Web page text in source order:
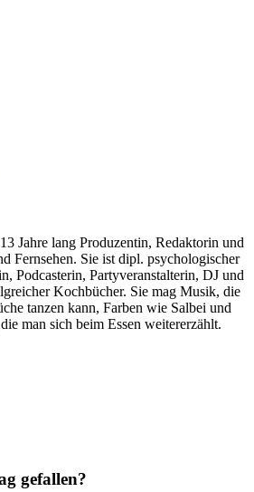
Jahre lang Produzentin, Redaktorin und
Fernsehen. Sie ist dipl. psychologischer
Podcasterin, Partyveranstalterin, DJ und
Kochbücher. Sie mag Musik, die
tanzen kann, Farben wie Salbei und
man sich beim Essen weitererzählt.
gefallen?